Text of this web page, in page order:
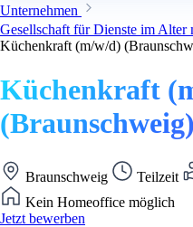
Unternehmen
Gesellschaft für Dienste im Alter
Küchenkraft (m/w/d)
Küchenkraft
(Braunschweig)
Braunschweig Teilzeit
Kein Homeoffice möglich
Jetzt bewerben